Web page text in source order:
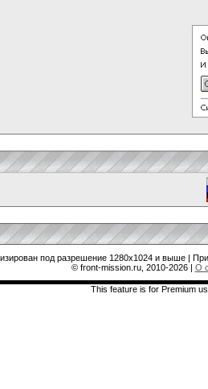
под разрешение 1280x1024 и выше |
© front-mission.ru, 2010-2026| О
This feature is for Premium